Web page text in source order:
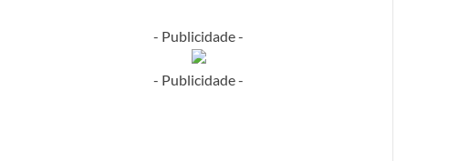
- Publicidade -
- Publicidade -